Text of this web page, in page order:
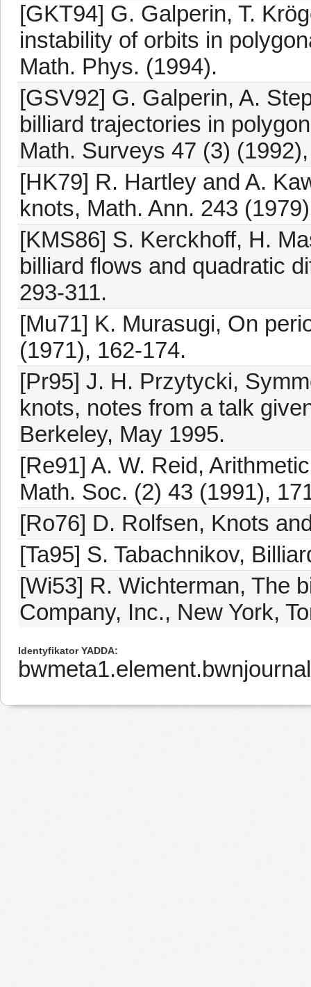
[GKT94] G. Galperin, T.
instability of orbits in
Math. Phys. (1994).
[GSV92] G. Galperin, A.
billiard trajectories in
Math. Surveys 47 (3)
[HK79] R. Hartley and A.
knots, Math. Ann. 243
[KMS86] S. Kerckhoff, H.
billiard flows and quadratic
293-311.
[Mu71] K. Murasugi, On
(1971), 162-174.
[Pr95] J. H. Przytycki,
knots, notes from a talk
Berkeley, May 1995.
[Re91] A. W. Reid,
Math. Soc. (2) 43 (1991),
[Ro76] D. Rolfsen, Knots
[Ta95] S. Tabachnikov,
[Wi53] R. Wichterman, The
Company, Inc., New York,
Identyfikator YADDA